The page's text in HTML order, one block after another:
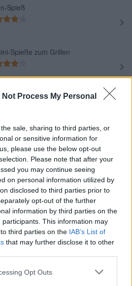
Not Process My Personal
sale, sharing to third parties, or
or sensitive information for
please use the below opt-out
Please note that after your
you may continue seeing
on personal information utilized by
disclosed to third parties prior to
opt-out of the further
information by third parties on the
participants. This information may
third parties on the IAB’s List of
that may further disclose it to other
Opt Outs
Spieß
Spieße zum Grillen
mit Apfel
Zwiebel und
Spieße
Spieße